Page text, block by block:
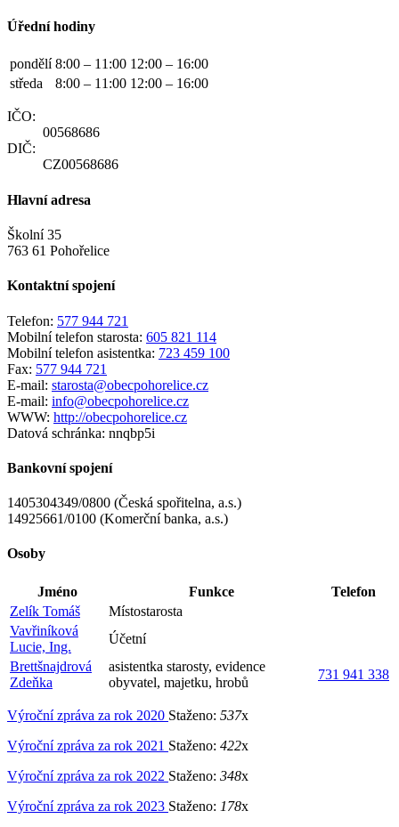
Úřední hodiny
pondělí 8:00 – 11:00 12:00 – 16:00
středa
8:00 – 11:00 12:00 – 16:00
IČO:
00568686
DIČ:
CZ00568686
Hlavní adresa
Školní 35
763 61 Pohořelice
Kontaktní spojení
Telefon: 577 944 721
Mobilní telefon starosta: 605 821 114
Mobilní telefon asistentka: 723 459 100
Fax: 577 944 721
E-mail: starosta@obecpohorelice.cz
E-mail: info@obecpohorelice.cz
WWW: http://obecpohorelice.cz
Datová schránka: nnqbp5i
Bankovní spojení
1405304349/0800 (Česká spořitelna, a.s.)
14925661/0100 (Komerční banka, a.s.)
Osoby
Jméno Funkce
Telefon
Zelík Tomáš
Místostarosta
Vavřiníková
Lucie, Ing.
Účetní
Brettšnajdrová
Zdeňka
asistentka starosty, evidence
obyvatel, majetku, hrobů
731 941 338
Výroční zpráva za rok 2020 Staženo: 537x
Výroční zpráva za rok 2021 Staženo: 422x
Výroční zpráva za rok 2022 Staženo: 348x
Výroční zpráva za rok 2023 Staženo: 178x